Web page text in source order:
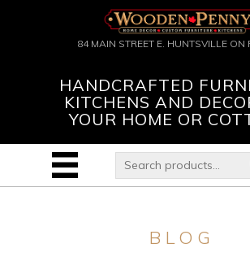
84 MAIN STREET E. HUNTSVILLE ON
HANDCRAFTED
KITCHENS AND
YOUR HOME OR
BLOG